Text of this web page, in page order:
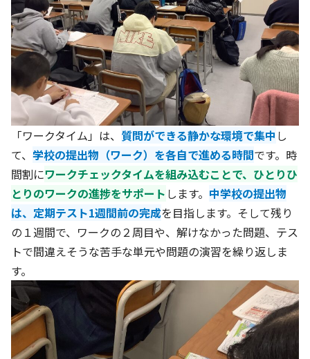
「ワークタイム」は、 質問ができる静かな環境で集中 し
て、 学校の提出物（ワーク）を各自で進める時間です。時
間割にワークチェックタイムを組み込むことで、ひとりひ
とりのワークの進捗をサポート します。 中学校の提出物
は、定期テスト1週間前の完成を目指します。そして残り
の１週間で、ワークの２周目や、解けなかった問題、テス
トで間違えそうな苦手な単元や問題の演習を繰り返しま
す。